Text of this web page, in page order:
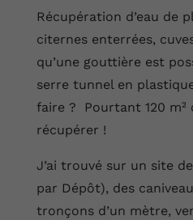
Récupération d’eau de
citernes enterrées,
qu’une gouttière est
serre tunnel en
faire ? Pourtant 120 m²
récupérer !
J’ai trouvé sur un site
par Dépôt), des
tronçons d’un mètre,